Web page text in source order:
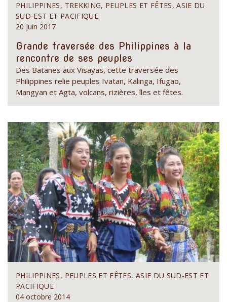
PHILIPPINES, TREKKING, PEUPLES ET FÊTES, ASIE DU
SUD-EST ET PACIFIQUE
20 juin 2017
Grande traversée des Philippines à la
rencontre de ses peuples
Des Batanes aux Visayas, cette traversée des
Philippines relie peuples Ivatan, Kalinga, Ifugao,
Mangyan et Agta, volcans, rizières, îles et fêtes.
PHILIPPINES, PEUPLES ET FÊTES, ASIE DU SUD-EST ET
PACIFIQUE
04 octobre 2014